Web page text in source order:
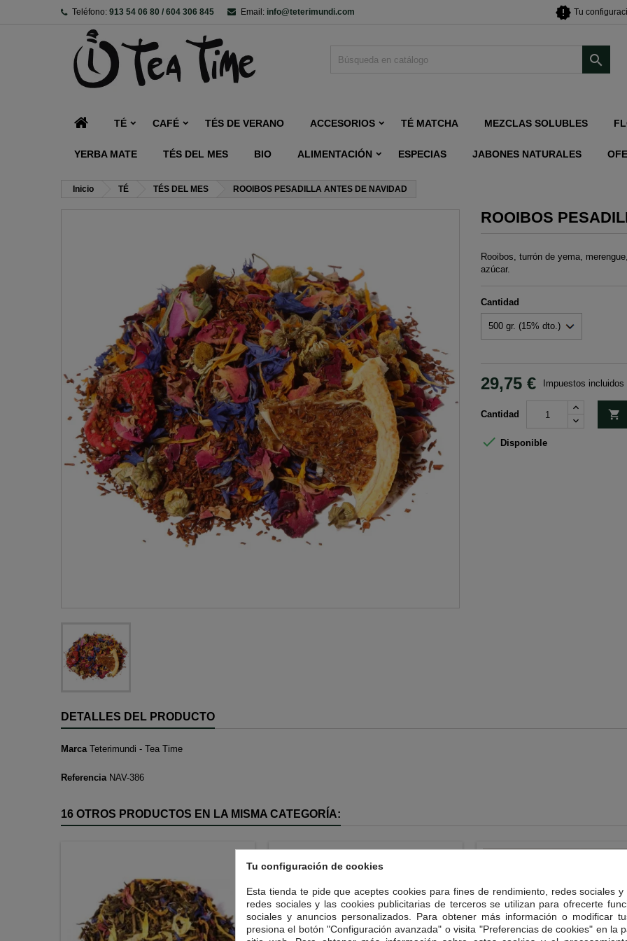
Teléfono: 913 54 06 80 / 604 306 845 Email: info@teterimundi.com new_releases Tu

TÉ CAFÉ TÉS DE VERANO ACCESORIOS TÉ MATCHA MEZCLAS SOLUBLES
YERBA MATE TÉS DEL MES BIO ALIMENTACIÓN ESPECIAS JABONES NATURALES
Inicio TÉ TÉS DEL MES ROOIBOS PESADILLA ANTES DE NAVIDAD
ROOIBOS
Rooibos, turrón de yema,
azúcar.
Cantidad
29,75 € Impuestos incluidos
Cantidad 
 Disponible
DETALLES DEL PRODUCTO
Marca Teterimundi - Tea Time
Referencia NAV-386
16 OTROS PRODUCTOS EN LA MISMA CATEGORÍA:
Tu configuración de cookies
Esta tienda te pide que aceptes cookies para fines de rendimiento, redes sociales y
redes sociales y las cookies publicitarias de terceros se utilizan para ofrecerte
sociales y anuncios personalizados. Para obtener más información o modificar
presiona el botón "Configuración avanzada" o visita "Preferencias de cookies" en la